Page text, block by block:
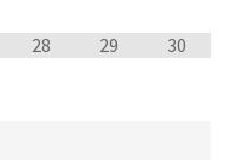
28 29 30